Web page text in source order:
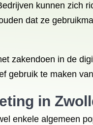
kunnen zich
dat ze
zakendoen in de
gebruik te maken
in
enkele algemeen